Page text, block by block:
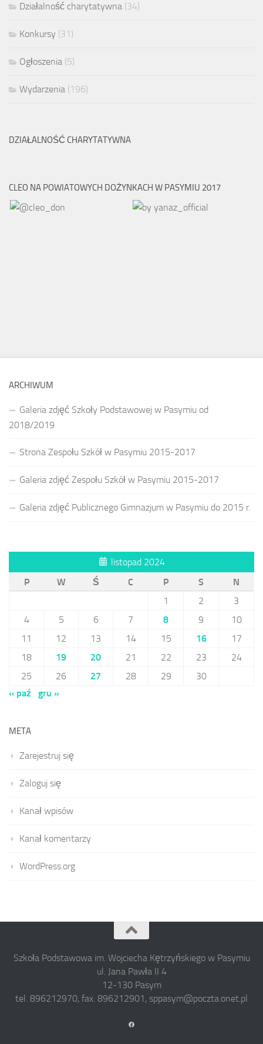
Działalność charytatywna (34)
Konkursy (31)
Ogłoszenia (5)
Wydarzenia (196)
DZIAŁALNOŚĆ CHARYTATYWNA
CLEO NA POWIATOWYCH DOŻYNKACH W PASYMIU 2017
ARCHIWUM
Galeria zdjęć Szkoły Podstawowej w Pasymiu od
2018/2019
Strona Zespołu Szkół w Pasymiu 2015-2017
Galeria zdjęć Zespołu Szkół w Pasymiu 2015-2017
Galeria zdjęć Publicznego Gimnazjum w Pasymiu do 2015 r.
listopad 2024
P
W Ś C P S
N
1
2
3
4
5 6 7 8 9
10
11
12 13 14 15 16
17
18
19 20 21 22 23
24
25
26 27 28 29
30
« paź
gru »
META
Zarejestruj się
Zaloguj się
Kanał wpisów
Kanał komentarzy
WordPress.org
Szkoła Podstawowa im. Wojciecha Kętrzyńskiego w Pasymiu
ul. Jana Pawła II 4
12-130 Pasym
tel. 896212970, fax. 896212901, sppasym@poczta.onet.pl